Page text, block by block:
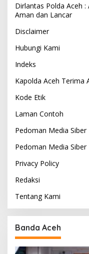
Dirlantas Polda Aceh
Aman dan Lancar
Disclaimer
Hubungi Kami
Indeks
Kapolda Aceh Terima
Kode Etik
Laman Contoh
Pedoman Media Siber
Pedoman Media Siber
Privacy Policy
Redaksi
Tentang Kami
Banda Aceh